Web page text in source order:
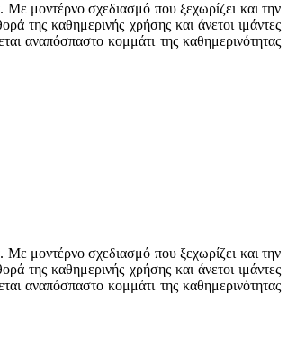
Με μοντέρνο σχεδιασμό που ξεχωρίζει και την
της καθημερινής χρήσης και άνετοι ιμάντες
αναπόσπαστο κομμάτι της καθημερινότητας
Με μοντέρνο σχεδιασμό που ξεχωρίζει και την
της καθημερινής χρήσης και άνετοι ιμάντες
αναπόσπαστο κομμάτι της καθημερινότητας